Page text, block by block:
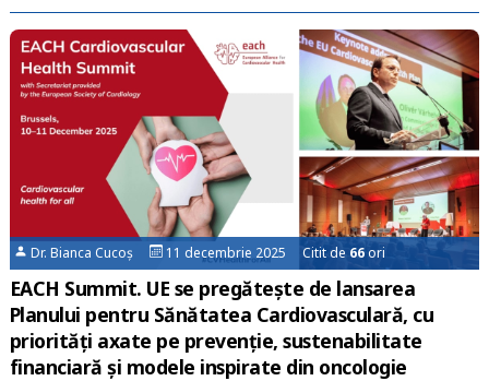
Dr. Bianca Cucoș 11 decembrie 2025 Citit de 66ori
EACH Summit. UE se pregătește de lansarea
Planului pentru Sănătatea Cardiovasculară, cu
priorități axate pe prevenție, sustenabilitate
financiară și modele inspirate din oncologie